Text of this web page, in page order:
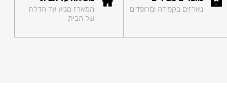
נארזים בקפידה ומרופדים
המארז מגיע עד הדלת
של הבית